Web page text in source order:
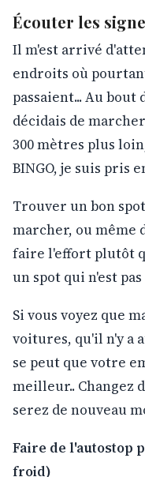
Écouter les
Il m'est arrivé
endroits où
passaient... Au
décidais de
300 mètres plus
BINGO, je suis pris
Trouver un bon
marcher, ou même
faire l'effort plutôt
un spot qui n'est
Si vous voyez que
voitures, qu'il n'y a
se peut que votre
meilleur.. Changez
serez de nouveau
Faire de l'autostop
froid)